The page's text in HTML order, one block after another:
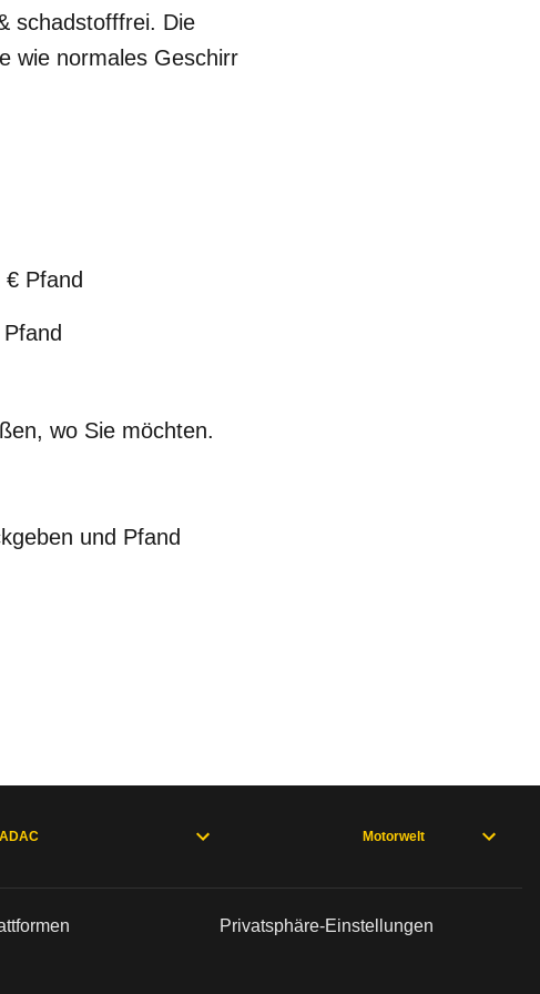
schadstofffrei. Die
wie normales Geschirr
Pfand
wo Sie möchten.
und Pfand
Motorwelt
Privatsphäre-Einstellungen